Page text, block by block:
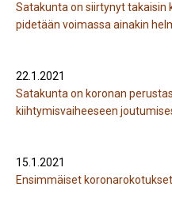
Satakunta on siirtynyt takaisin
pidetään voimassa ainakin
22.1.2021
Satakunta on koronan
kiihtymisvaiheeseen
15.1.2021
Ensimmäiset